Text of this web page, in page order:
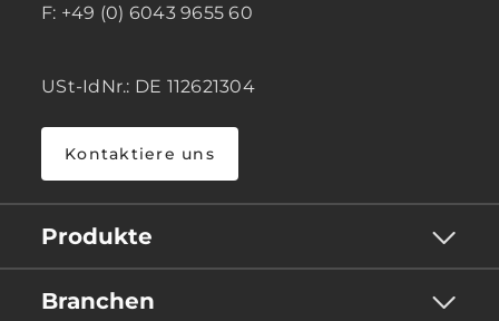
F: +49 (0) 6043 9655 60
USt-IdNr.: DE 112621304
Kontaktiere uns
Produkte
Branchen